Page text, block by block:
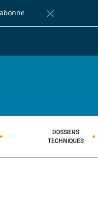
Fermer la
DOSSIERS
TECHNIQUES